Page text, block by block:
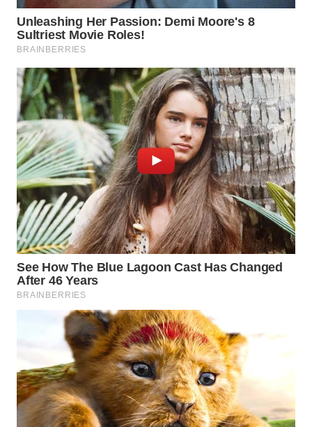
WN
KUNINGAN
WN
MAJALENGKA
WN
SUBANG
WN
SUKABUMI
WN
PURWAKARTA
WN
PRIANGAN
TIMUR
SEMARANG
WN
SOLO